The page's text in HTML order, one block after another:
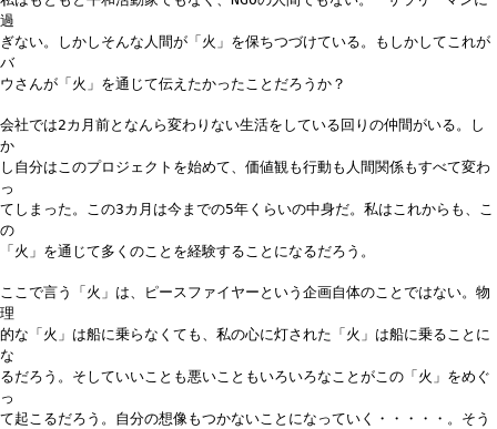
過
ぎない。しかしそんな人間が「火」を保ちつづけている。もしかしてこれが
バ
ウさんが「火」を通じて伝えたかったことだろうか？
会社では2カ月前となんら変わりない生活をしている回りの仲間がいる。し
か
し自分はこのプロジェクトを始めて、価値観も行動も人間関係もすべて変わ
っ
てしまった。この3カ月は今までの5年くらいの中身だ。私はこれからも、こ
の
「火」を通じて多くのことを経験することになるだろう。
ここで言う「火」は、ピースファイヤーという企画自体のことではない。物
理
的な「火」は船に乗らなくても、私の心に灯された「火」は船に乗ることに
な
るだろう。そしていいことも悪いこともいろいろなことがこの「火」をめぐ
っ
て起こるだろう。自分の想像もつかないことになっていく・・・・・。そう